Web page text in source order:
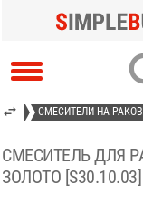
СМЕСИТЕЛИ НА
СМЕСИТЕЛЬ ДЛЯ
ЗОЛОТО [S30.10.03]